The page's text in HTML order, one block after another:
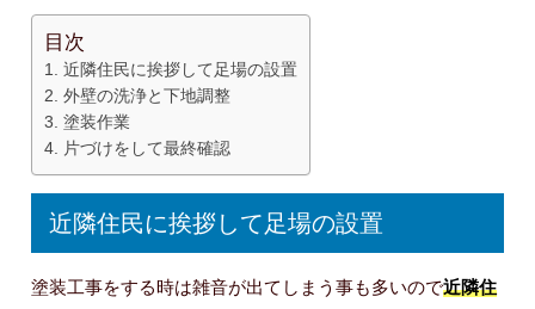
目次
近隣住民に挨拶して足場の設置
外壁の洗浄と下地調整
塗装作業
片づけをして最終確認
近隣住民に挨拶して足場の設置
塗装工事をする時は雑音が出てしまう事も多いので近隣住